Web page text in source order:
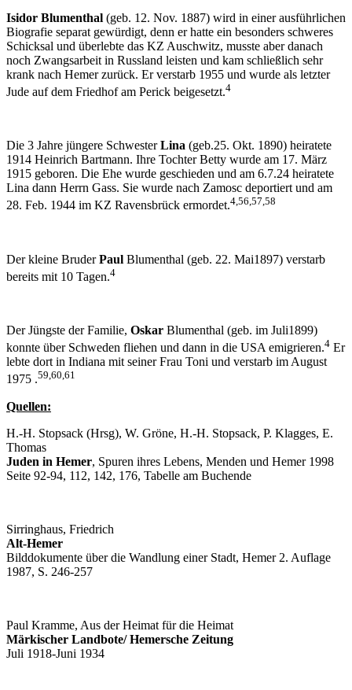
Isidor Blumenthal (geb. 12. Nov. 1887) wird in einer ausführlichen
Biografie separat gewürdigt, denn er hatte ein besonders schweres
Schicksal und überlebte das KZ Auschwitz, musste aber danach
noch Zwangsarbeit in Russland leisten und kam schließlich sehr
krank nach Hemer zurück. Er verstarb 1955 und wurde als letzter
Jude auf dem Friedhof am Perick beigesetzt.4
Die 3 Jahre jüngere SchwesterLina (geb.25. Okt. 1890) heiratete
1914 Heinrich Bartmann. Ihre Tochter Betty wurde am 17. März
1915 geboren. Die Ehe wurde geschieden und am 6.7.24 heiratete
Lina dann Herrn Gass. Sie wurde nach Zamosc deportiert und am
28. Feb. 1944 im KZ Ravensbrück ermordet.4,56,57,58
Der kleine BruderPaul Blumenthal (geb. 22. Mai1897) verstarb
bereits mit 10 Tagen.4
Der Jüngste der Familie, Oskar Blumenthal (geb. im Juli1899)
konnte über Schweden fliehen und dann in die USA emigrieren.4 Er
lebte dort in Indiana mit seiner Frau Toni und verstarb im August
1975 .59,60,61
Quellen:
H.-H. Stopsack (Hrsg), W. Gröne, H.-H. Stopsack, P. Klagges, E.
Thomas
Juden in Hemer, Spuren ihres Lebens, Menden und Hemer 1998
Seite 92-94, 112, 142, 176, Tabelle am Buchende
Sirringhaus, Friedrich
Alt-Hemer
Bilddokumente über die Wandlung einer Stadt, Hemer 2. Auflage
1987, S. 246-257
Paul Kramme, Aus der Heimat für die Heimat
Märkischer Landbote/ Hemersche Zeitung
Juli 1918-Juni 1934